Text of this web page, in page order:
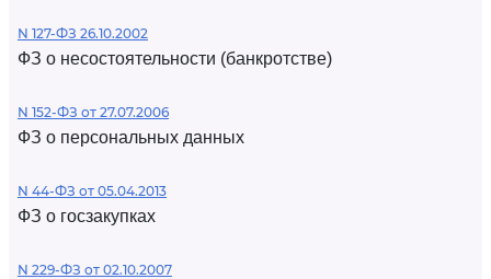
N 127-ФЗ 26.10.2002
ФЗ о несостоятельности (банкротстве)
N 152-ФЗ от 27.07.2006
ФЗ о персональных данных
N 44-ФЗ от 05.04.2013
ФЗ о госзакупках
N 229-ФЗ от 02.10.2007